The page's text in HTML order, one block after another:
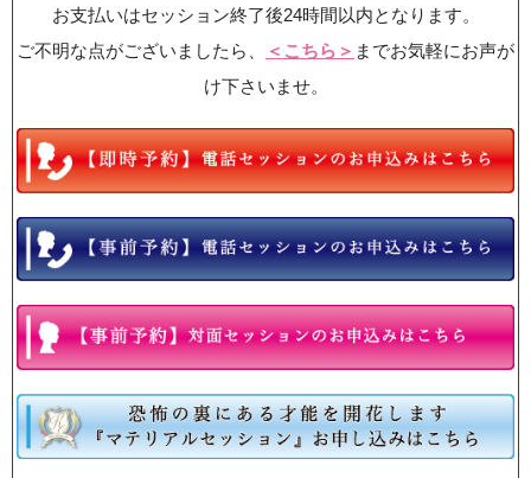
お支払いはセッション終了後24時間以内となります。
ご不明な点がございましたら、
＜こちら＞ までお気軽にお声が
け下さいませ。